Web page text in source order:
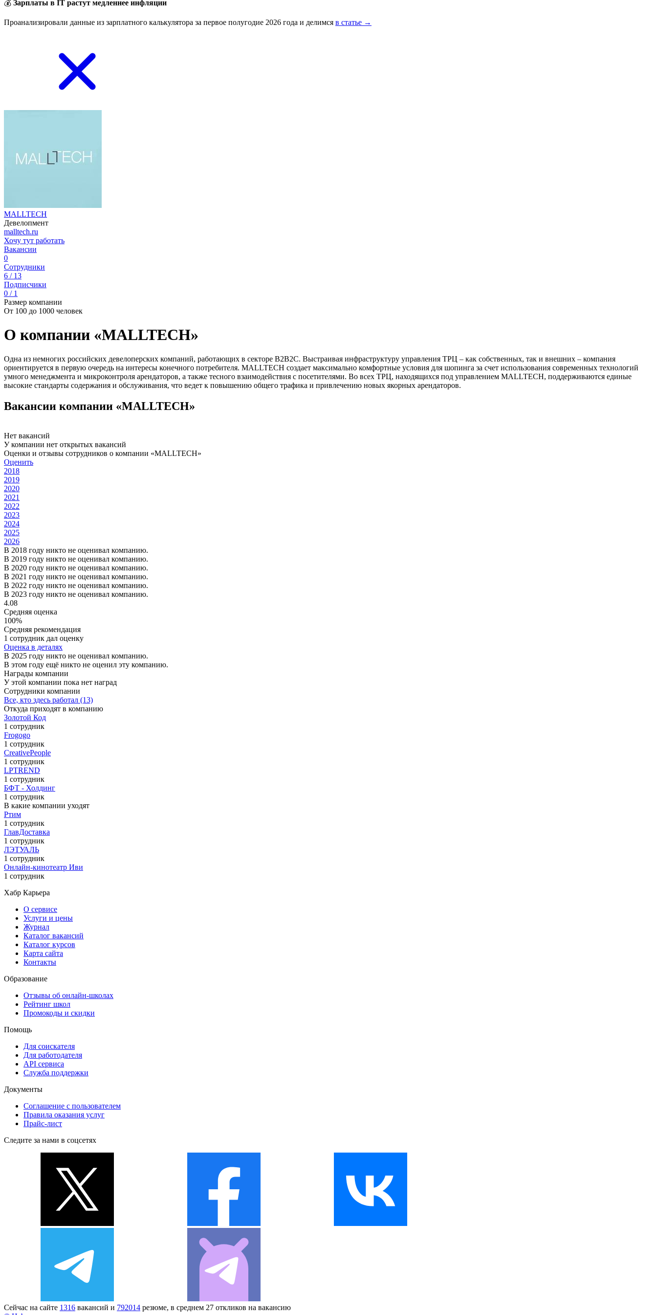
💰 Зарплаты в IT растут медленнее инфляции
Проанализировали данные из зарплатного калькулятора за первое полугодие 2026 года и делимся в статье →
MALLTECH
Девелопмент
malltech.ru
Хочу тут работать
Вакансии
0
Сотрудники
6 / 13
Подписчики
0 / 1
Размер компании
От 100 до 1000 человек
О компании «MALLTECH»
Одна из немногих российских девелоперских компаний, работающих в секторе B2B2C. Выстраивая инфраструктуру управления ТРЦ – как собственных, так и внешних – компания
ориентируется в первую очередь на интересы конечного потребителя. MALLTECH создает максимально комфортные условия для шопинга за счет использования современных технологий
умного менеджмента и микроконтроля арендаторов, а также тесного взаимодействия с посетителями. Во всех ТРЦ, находящихся под управлением MALLTECH, поддерживаются единые
высокие стандарты содержания и обслуживания, что ведет к повышению общего трафика и привлечению новых якорных арендаторов.
Вакансии компании «MALLTECH»
Нет вакансий
У компании нет открытых вакансий
Оценки и отзывы сотрудников о компании «MALLTECH»
Оценить
2018
2019
2020
2021
2022
2023
2024
2025
2026
В 2018 году никто не оценивал компанию.
В 2019 году никто не оценивал компанию.
В 2020 году никто не оценивал компанию.
В 2021 году никто не оценивал компанию.
В 2022 году никто не оценивал компанию.
В 2023 году никто не оценивал компанию.
4.08
Средняя оценка
100%
Средняя рекомендация
1 сотрудник дал оценку
Оценка в деталях
В 2025 году никто не оценивал компанию.
В этом году ещё никто не оценил эту компанию.
Награды компании
У этой компании пока нет наград
Сотрудники компании
Все, кто здесь работал (13)
Откуда приходят в компанию
Золотой Код
1 сотрудник
Frogogo
1 сотрудник
CreativePeople
1 сотрудник
LPTREND
1 сотрудник
БФТ - Холдинг
1 сотрудник
В какие компании уходят
Ртим
1 сотрудник
ГлавДоставка
1 сотрудник
ЛЭТУАЛЬ
1 сотрудник
Онлайн-кинотеатр Иви
1 сотрудник
Хабр Карьера
О сервисе
Услуги и цены
Журнал
Каталог вакансий
Каталог курсов
Карта сайта
Контакты
Образование
Отзывы об онлайн-школах
Рейтинг школ
Промокоды и скидки
Помощь
Для соискателя
Для работодателя
API сервиса
Служба поддержки
Документы
Соглашение с пользователем
Правила оказания услуг
Прайс-лист
Следите за нами в соцсетях
Сейчас на сайте 1316 вакансий и 792014 резюме, в среднем 27 откликов на вакансию